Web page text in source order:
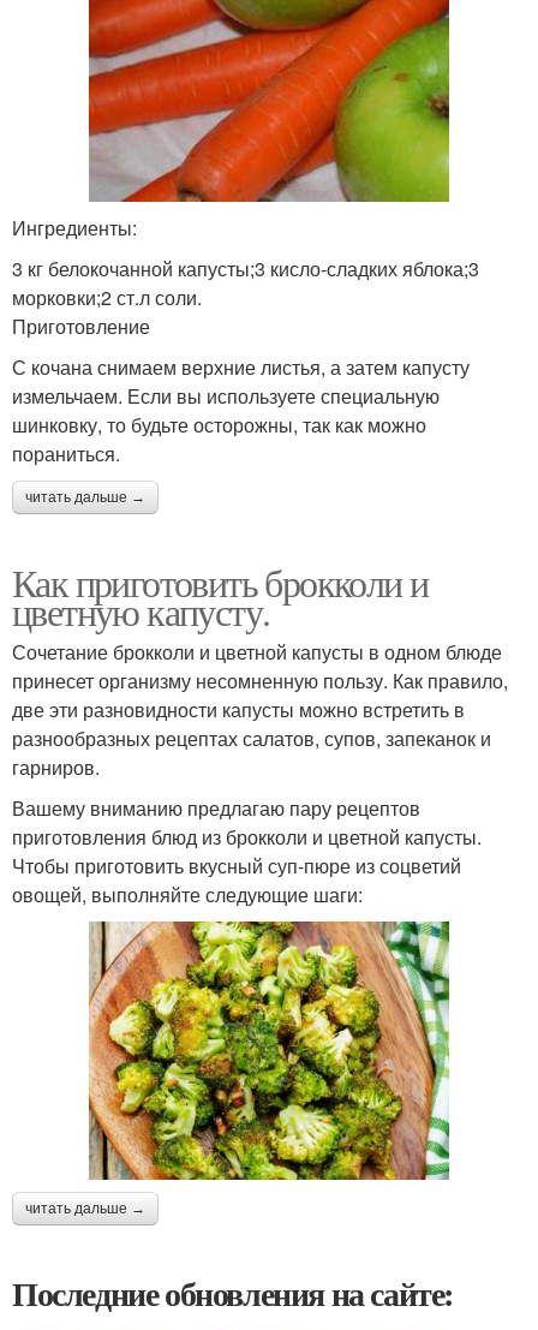
Ингредиенты:
3 кг белокочанной капусты;3 кисло-сладких яблока;3
морковки;2 ст.л соли.
Приготовление
С кочана снимаем верхние листья, а затем капусту
измельчаем. Если вы используете специальную
шинковку, то будьте осторожны, так как можно
пораниться.
читать дальше →
Как приготовить брокколи и
цветную капусту.
Сочетание брокколи и цветной капусты в одном блюде
принесет организму несомненную пользу. Как правило,
две эти разновидности капусты можно встретить в
разнообразных рецептах салатов, супов, запеканок и
гарниров.
Вашему вниманию предлагаю пару рецептов
приготовления блюд из брокколи и цветной капусты.
Чтобы приготовить вкусный суп-пюре из соцветий
овощей, выполняйте следующие шаги:
читать дальше →
Последние обновления на сайте: